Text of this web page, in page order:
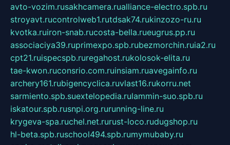
avto-vozim.rusakhcamera.rualliance-electro.spb.ru
stroyavt.rucontrolweb1.rutdsak74.rukinzozo-ru.ru
kvotka.ruiron-snab.rucosta-bella.rueugrus.pp.ru
associaciya39.ruprimexpo.spb.rubezmorchin.ruia2.ru
cpt21.ruispecspb.ruregahost.rukolosok-elita.ru
tae-kwon.ruconsrio.com.ruinsiam.ruavegainfo.ru
archery161.rubigencyclica.ruvlast16.rukorru.net
sarmiento.spb.suextelopedia.rulammin-suo.spb.ru
iskatour.spb.rusnpi.org.rurunning-line.ru
krygeva-spa.ruchel.net.rurust-loco.rudugshop.ru
hl-beta.spb.ruschool494.spb.rumymubaby.ru